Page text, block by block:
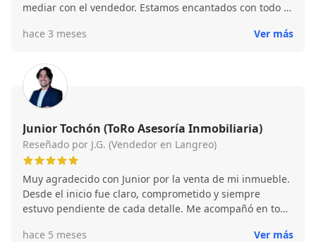
mediar con el vendedor. Estamos encantados con todo el
hace 3 meses
Ver más
Junior Tochón (ToRo Asesoría Inmobiliaria)
Reseñado por J.G. (Vendedor en Langreo)
Muy agradecido con Junior por la venta de mi inmueble.
Desde el inicio fue claro, comprometido y siempre
estuvo pendiente de cada detalle. Me acompañó en todo
condiciones. Sin duda, lo recomiendo por su
hace 5 meses Ver más